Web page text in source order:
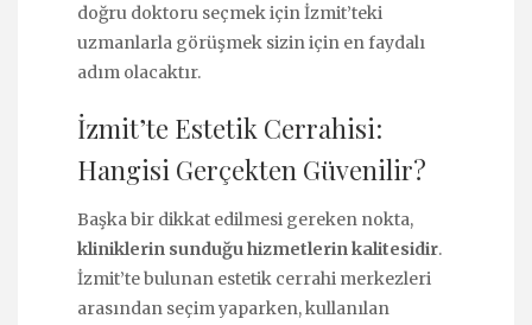
doğru doktoru seçmek için İzmit’teki
uzmanlarla görüşmek sizin için en faydalı
adım olacaktır.
İzmit’te Estetik Cerrahisi:
Hangisi Gerçekten Güvenilir?
Başka bir dikkat edilmesi gereken nokta,
kliniklerin sunduğu hizmetlerin kalitesidir.
İzmit’te bulunan estetik cerrahi merkezleri
arasından seçim yaparken, kullanılan